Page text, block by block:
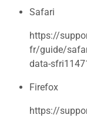
Safari
https://
fr/guide/
data-
Firefox
https://